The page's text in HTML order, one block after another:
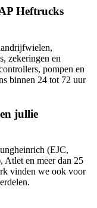
Heftrucks
zekeringen en
pompen en
binnen 24 tot 72 uur
jullie
(EJC,
en meer dan 25
vinden we ook voor